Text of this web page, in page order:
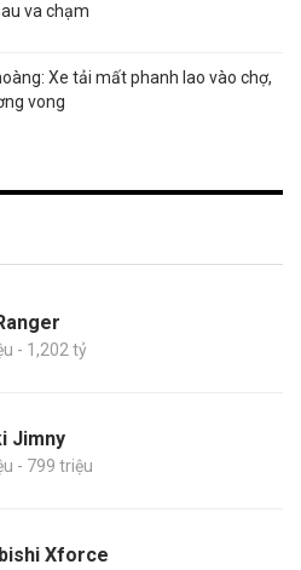
va chạm
Xe tải mất phanh lao vào chợ,
vong
- 1,202 tỷ
Jimny
- 799 triệu
Xforce